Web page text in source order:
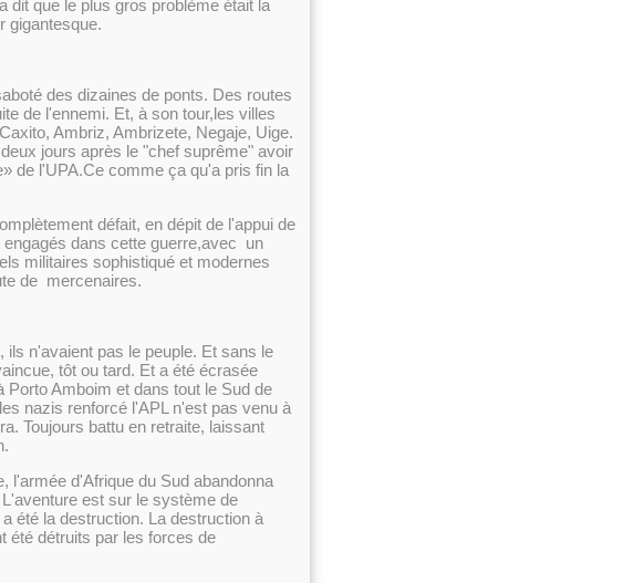
que le plus gros problème était la
gigantesque.
des dizaines de ponts. Des routes
de l'ennemi. Et, à son tour,les villes
Ambriz, Ambrizete, Negaje, Uige.
jours après le "chef suprême" avoir
de l'UPA.Ce comme ça qu'a pris fin la
défait, en dépit de l'appui de
dans cette guerre,avec un
militaires sophistiqué et modernes
de mercenaires.
ils n'avaient pas le peuple. Et sans le
tôt ou tard. Et a été écrasée
Porto Amboim et dans tout le Sud de
nazis renforcé l'APL n'est pas venu à
Toujours battu en retraite, laissant
l'armée d'Afrique du Sud abandonna
est sur le système de
été la destruction. La destruction à
été détruits par les forces de